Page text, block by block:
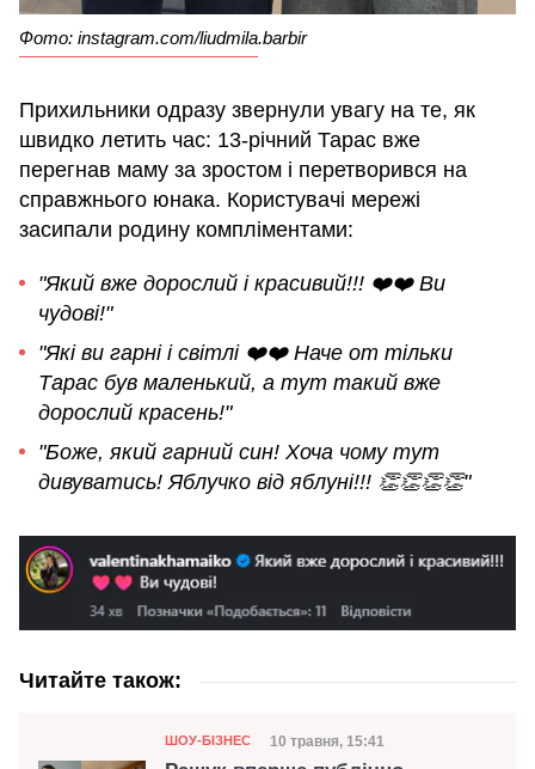
Фото: instagram.com/liudmila.barbir
Прихильники одразу звернули увагу на те, як
швидко летить час: 13-річний Тарас вже
перегнав маму за зростом і перетворився на
справжнього юнака. Користувачі мережі
засипали родину компліментами:
"Який вже дорослий і красивий!!! ❤️❤️ Ви
чудові!"
"Які ви гарні і світлі ❤️❤️ Наче от тільки
Тарас був маленький, а тут такий вже
дорослий красень!"
"Боже, який гарний син! Хоча чому тут
дивуватись! Яблучко від яблуні!!! 👏👏👏👏"
Читайте також:
Категорія
ШОУ-БІЗНЕС Дата публікації
10 травня, 15:41